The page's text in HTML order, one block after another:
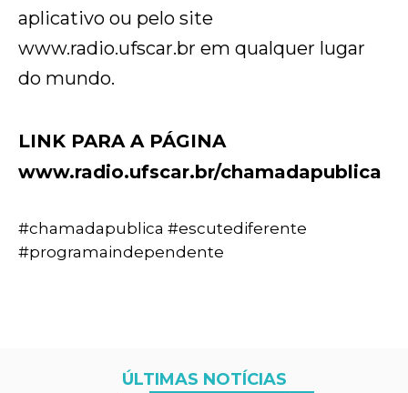
aplicativo ou pelo site
www.radio.ufscar.br em qualquer lugar
do mundo.
LINK PARA A PÁGINA
www.radio.ufscar.br/chamadapublica
#chamadapublica #escutediferente
#programaindependente
ÚLTIMAS NOTÍCIAS